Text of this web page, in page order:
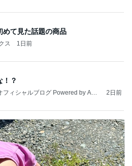
めて見た話題の商品
ス 1日前
！？
フィシャルブログ Powered by Ame
2日前